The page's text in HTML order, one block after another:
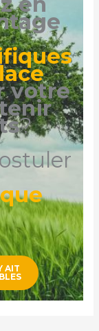
votre
?
AIT
S